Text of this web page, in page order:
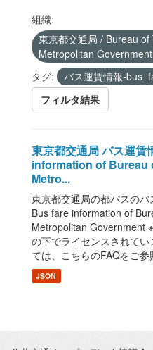
組織:
東京都交通局 / Bureau
Metropolitan Government
タグ:
バス運賃情報-
フィルタ結果
東京都交通局 バス運賃
information of Bureau
Metro...
東京都交通局の都バスの
Bus fare information of
Metropolitan Government
の下でライセンスされて
ては、こちらのFAQをご
JSON